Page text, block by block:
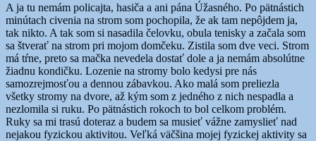
A ja tu nemám policajta, hasiča a ani pána Úžasného. Po pätnástich
minútach civenia na strom som pochopila, že ak tam nepôjdem ja,
tak nikto. A tak som si nasadila čelovku, obula tenisky a začala som
sa štverať na strom pri mojom domčeku. Zistila som dve veci. Strom
má tŕne, preto sa mačka nevedela dostať dole a ja nemám absolútne
žiadnu kondičku. Lozenie na stromy bolo kedysi pre nás
samozrejmosťou a dennou zábavkou. Ako malá som preliezla
všetky stromy na dvore, až kým som z jedného z nich nespadla a
nezlomila si ruku. Po pätnástich rokoch to bol celkom problém.
Ruky sa mi trasú doteraz a budem sa musieť vážne zamyslieť nad
nejakou fyzickou aktivitou. Veľká väčšina mojej fyzickej aktivity sa